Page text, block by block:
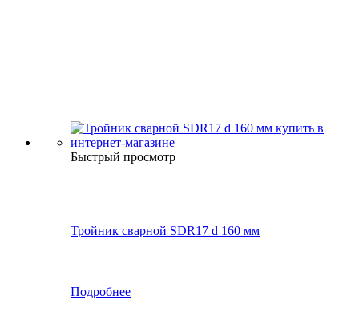
Быстрый просмотр
Тройник сварной SDR17 d 160 мм
Подробнее